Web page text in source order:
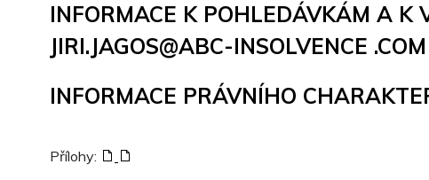
INFORMACE K POHLEDÁVKÁM A K
JIRI.JAGOS@ABC-INSOLVENCE .COM
INFORMACE PRÁVNÍHO
Přílohy: